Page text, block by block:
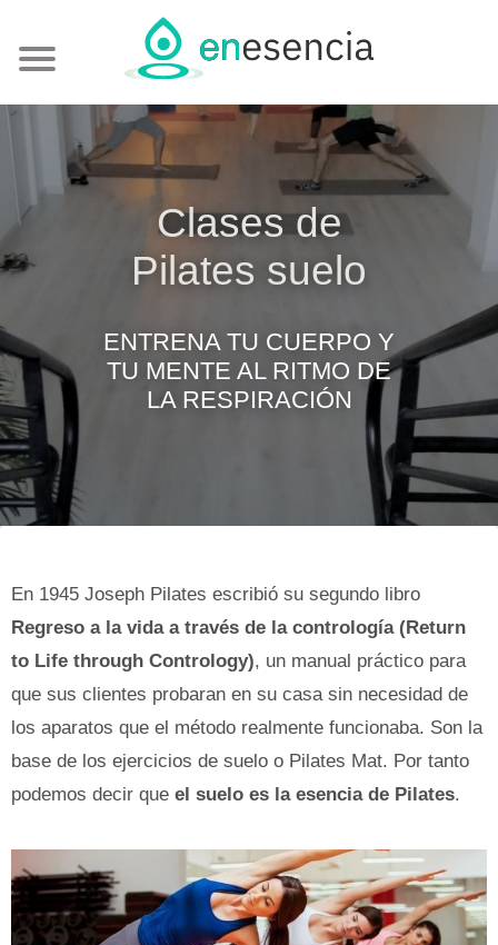
Clases de
Pilates suelo
ENTRENA TU CUERPO Y
TU MENTE AL RITMO DE
LA RESPIRACIÓN
En 1945 Joseph Pilates escribió su segundo libro
Regreso a la vida a través de la contrología (Return
to Life through Contrology), un manual práctico para
que sus clientes probaran en su casa sin necesidad de
los aparatos que el método realmente funcionaba. Son la
base de los ejercicios de suelo o Pilates Mat. Por tanto
podemos decir que el suelo es la esencia de Pilates.